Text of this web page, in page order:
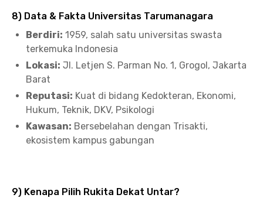
8) Data & Fakta Universitas Tarumanagara
Berdiri: 1959, salah satu universitas swasta
terkemuka Indonesia
Lokasi: Jl. Letjen S. Parman No. 1, Grogol, Jakarta
Barat
Reputasi: Kuat di bidang Kedokteran, Ekonomi,
Hukum, Teknik, DKV, Psikologi
Kawasan: Bersebelahan dengan Trisakti,
ekosistem kampus gabungan
9) Kenapa Pilih Rukita Dekat Untar?